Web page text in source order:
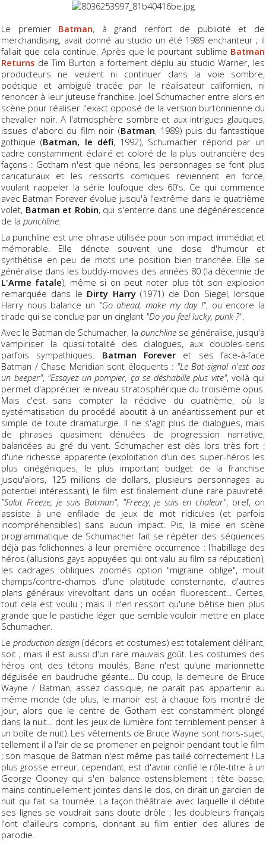
Le premier Batman, à grand renfort de publicité et de
merchandising, avait donné au studio un été 1989 enchanteur ; il
fallait que cela continue. Après que le pourtant sublime Batman
Returns de Tim Burton a fortement déplu au studio Warner, les
producteurs ne veulent ni continuer dans la voie sombre,
poétique et ambiguë tracée par le réalisateur californien, ni
renoncer à leur juteuse franchise. Joel Schumacher entre alors en
scène pour réaliser l'exact opposé de la version burtonnienne du
chevalier noir. A l'atmosphère sombre et aux intrigues glauques,
issues d'abord du film noir (Batman, 1989) puis du fantastique
gothique (Batman, le défi, 1992), Schumacher répond par un
cadre constamment éclairé et coloré de la plus outrancière des
façons : Gotham n'est que néons, les personnages se font plus
caricaturaux et les ressorts comiques reviennent en force,
voulant rappeler la série loufoque des 60's. Ce qui commence
avec Batman Forever évolue jusqu'à l'extrême dans le quatrième
volet, Batman et Robin, qui s'enterre dans une dégénérescence
de la punchline
La punchline est une phrase utilisée pour son impact immédiat et
mémorable. Elle dénote souvent une dose d'humour et
synthétise en peu de mots une position bien tranchée. Elle se
généralise dans les buddy-movies des années 80 (la décennie de
L'Arme fatale), même si on peut noter plus tôt son explosion
remarquée dans le Dirty Harry(1971) de Don Siegel, lorsque
Harry nous balance un "Go ahead, make my day !", ou encore la
tirade qui se conclue par un cinglant "Do you feel lucky, punk ?".
Avec le Batman de Schumacher, la punchlinese généralise, jusqu'à
vampiriser la quasi-totalité des dialogues, aux doubles-sens
parfois sympathiques. Batman Forever et ses face-à-face
Batman / Chase Meridian sont éloquents : "Le Bat-signal n'est pas
un beeper", "Essayez un pompier, ça se déshabille plus vite", voilà qui
permet d'apprécier le niveau stratosphérique du troisième opus.
Mais c'est sans compter la récidive du quatrième, où la
systématisation du procédé aboutit à un anéantissement pur et
simple de toute dramaturgie. Il ne s'agit plus de dialogues, mais
de phrases quasiment dénuées de progression narrative,
balancées au gré du vent. Schumacher est dès lors très fort :
d'une richesse apparente (exploitation d'un des super-héros les
plus cinégéniques, le plus important budget de la franchise
jusqu'alors, 125 millions de dollars, plusieurs personnages au
potentiel intéressant), le film est finalement d'une rare pauvreté.
"Salut Freeze, je suis Batman", "Freezy, je suis en chaleur", bref, on
assiste à une enfilade de jeux de mot ridicules (et parfois
incompréhensibles) sans aucun impact. Pis, la mise en scène
programmatique de Schumacher fait se répéter des séquences
déjà pas folichonnes à leur première occurrence : l'habillage des
héros (allusions gays appuyées qui ont valu au film sa réputation),
les cadrages obliques zoomés option "migraine oblige", moult
champs/contre-champs d'une platitude consternante, d'autres
plans généraux virevoltant dans un océan fluorescent... Certes,
tout cela est voulu ; mais il n'en ressort qu'une bêtise bien plus
grande que le pastiche léger que semble vouloir mettre en place
Schumacher.
Leproduction design (décors et costumes) est totalement délirant,
soit ; mais il est aussi d'un rare mauvais goût. Les costumes des
héros ont des tétons moulés, Bane n'est qu'une marionnette
déguisée en baudruche géante... Du coup, la demeure de Bruce
Wayne / Batman, assez classique, ne paraît pas appartenir au
même monde (de plus, le manoir est à chaque fois montré de
jour, alors que le centre de Gotham est constamment plongé
dans la nuit... dont les jeux de lumière font terriblement penser à
un boîte de nuit). Les vêtements de Bruce Wayne sont hors-sujet,
tellement il a l'air de se promener en peignoir pendant tout le film
; son masque de Batman n'est même pas taillé correctement ! La
plus grosse erreur, cependant, est d'avoir confié le rôle-titre à un
George Clooney qui s'en balance ostensiblement : tête basse,
mains continuellement jointes dans le dos, on dirait un gardien de
nuit qui fait sa tournée. La façon théâtrale avec laquelle il débite
ses lignes se voudrait sans doute drôle ; les doubleurs français
l'ont d'ailleurs compris, donnant au film entier des allures de
parodie.